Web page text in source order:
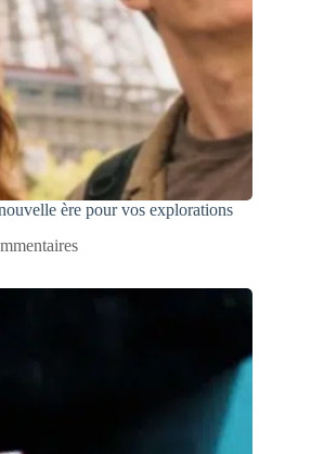
ère pour vos explorations